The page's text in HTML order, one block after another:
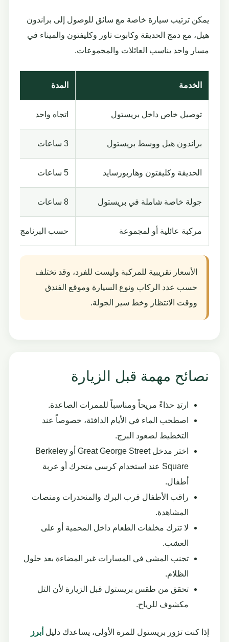
يمكن ترتيب سيارة خاصة مع سائق للوصول إلى براندون
هيل، مع دمج الحديقة وكابوت تاور وكليفتون والميناء في
مسار واحد يناسب العائلات والمجموعات.
الخدمة المدة
توصيل خاص داخل بريستول اتجاه واحد
براندون هيل ووسط بريستول 3 ساعات
الحديقة وكليفتون وهاربورسايد 5 ساعات
جولة خاصة شاملة في بريستول 8 ساعات
مركبة عائلية أو لمجموعة حسب البرنامج
الأسعار تقريبية للمركبة وليست للفرد، وقد تختلف
حسب عدد الركاب ونوع السيارة وموقع الفندق
ووقت الانتظار وخط سير الجولة.
نصائح مهمة قبل الزيارة
ارتدِ حذاءً مريحاً ومناسباً للممرات الصاعدة.
اصطحب الماء في الأيام الدافئة، خصوصاً عند
التخطيط لصعود البرج.
اختر مدخل Great George Street أو Berkeley
Square عند استخدام كرسي متحرك أو عربة
أطفال.
راقب الأطفال قرب البرك والمنحدرات ومنصات
المشاهدة.
لا تترك مخلفات الطعام داخل المحمية أو على
العشب.
تجنب المشي في المسارات غير المضاءة بعد حلول
الظلام.
تحقق من طقس بريستول قبل الزيارة لأن التل
مكشوف للرياح.
إذا كنت تزور بريستول للمرة الأولى، يساعدك دليل أبرز